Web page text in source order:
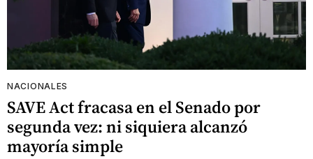
NACIONALES
SAVE Act fracasa en el Senado por
segunda vez: ni siquiera alcanzó
mayoría simple